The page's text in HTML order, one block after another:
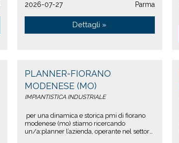
2026-07-27
Parma
Dettagli »
PLANNER-FIORANO
MODENESE (MO)
IMPIANTISTICA INDUSTRIALE
per una dinamica e storica pmi di fiorano
modenese (mo) stiamo ricercando
un/a:planner l’azienda, operante nel settore